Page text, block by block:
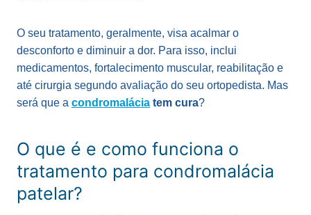
O seu tratamento, geralmente, visa acalmar o
desconforto e diminuir a dor. Para isso, inclui
medicamentos, fortalecimento muscular, reabilitação e
até cirurgia segundo avaliação do seu ortopedista. Mas
será que a condromalácia tem cura?
O que é e como funciona o
tratamento para condromalácia
patelar?